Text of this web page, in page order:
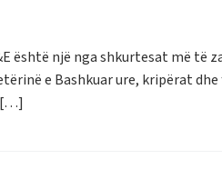
është një nga shkurtesat më të
e Bashkuar ure, kripërat dhe
[…]